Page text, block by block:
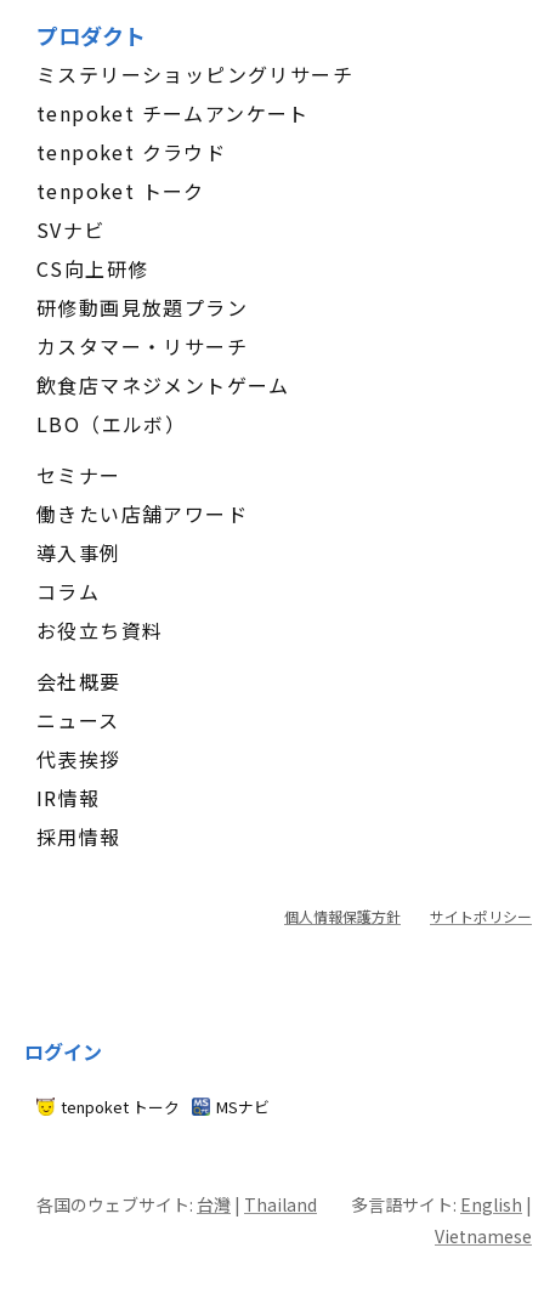
プロダクト
ミステリーショッピングリサーチ
tenpoket チームアンケート
tenpoket クラウド
tenpoket トーク
SVナビ
CS向上研修
研修動画見放題プラン
カスタマー・リサーチ
飲食店マネジメントゲーム
LBO（エルボ）
セミナー
働きたい店舗アワード
導入事例
コラム
お役立ち資料
会社概要
ニュース
代表挨拶
IR情報
採用情報
個人情報保護方針 サイトポリシー
ログイン
tenpoket トーク MSナビ
各国のウェブサイト: 台灣 | Thailand 多言語サイト: English |
Vietnamese